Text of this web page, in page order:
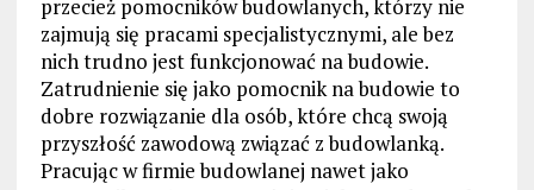
przecież pomocników budowlanych, którzy nie
zajmują się pracami specjalistycznymi, ale bez
nich trudno jest funkcjonować na budowie.
Zatrudnienie się jako pomocnik na budowie to
dobre rozwiązanie dla osób, które chcą swoją
przyszłość zawodową związać z budowlanką.
Pracując w firmie budowlanej nawet jako